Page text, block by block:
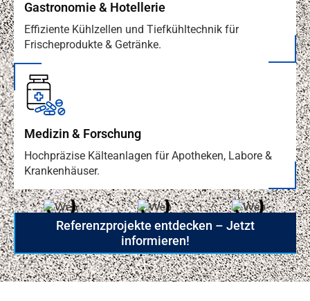
Gastronomie & Hotellerie
Effiziente Kühlzellen und Tiefkühltechnik für
Frischeprodukte & Getränke.
Medizin & Forschung
Hochpräzise Kälteanlagen für Apotheken, Labore &
Krankenhäuser.
Referenzprojekte entdecken – Jetzt
informieren!